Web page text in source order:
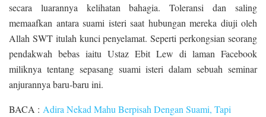
secara luarannya kelihatan bahagia. Toleransi dan saling
memaafkan antara suami isteri saat hubungan mereka diuji oleh
Allah SWT itulah kunci penyelamat. Seperti perkongsian seorang
pendakwah bebas iaitu Ustaz Ebit Lew di laman Facebook
miliknya tentang sepasang suami isteri dalam sebuah seminar
anjurannya baru-baru ini.
BACA : Adira Nekad Mahu Berpisah Dengan Suami, Tapi